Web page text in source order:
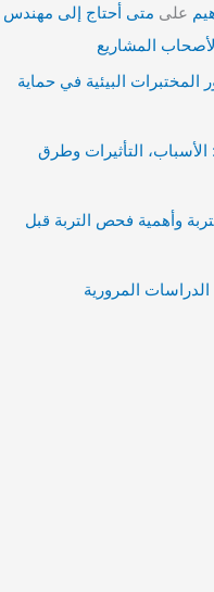
على متى أحتاج إلى مهندس
المشاريع
المختبرات البيئية في حماية
الأسباب، التأثيرات وطرق
وأهمية فحص التربة قبل
الدراسات المرورية